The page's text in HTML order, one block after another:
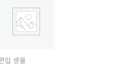
입 생물